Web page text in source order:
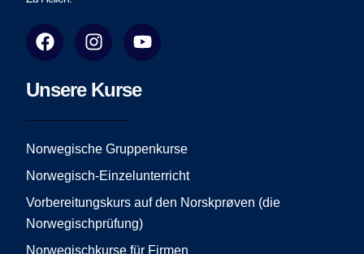
F
a
e
o
o
I
n
t
g
r
m
Y
o
t
e
Unsere Kurse
Norwegische Gruppenkurse
Norwegisch-Einzelunterricht
Vorbereitungskurs auf den Norskprøven (die
Norwegischprüfung)
Norwegischkurse für Firmen